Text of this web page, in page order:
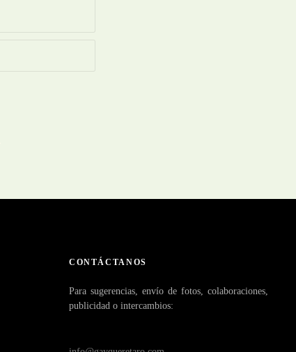
CONTÁCTANOS
Para sugerencias, envío de fotos, colaboraciones,
publicidad o intercambios: